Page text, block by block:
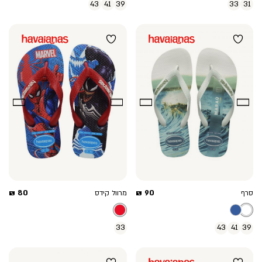
31
33
39
41
43
סרף
מחיר
90 ₪
39
41
43
מרוול קידס
מחיר
80 ₪
33